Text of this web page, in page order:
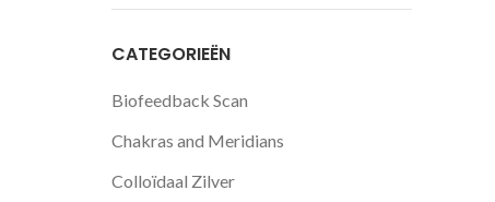
CATEGORIEËN
Biofeedback Scan
Chakras and Meridians
Colloïdaal Zilver